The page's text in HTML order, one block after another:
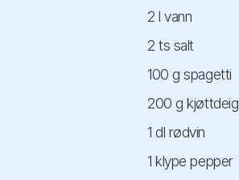
2 l vann
2 ts salt
100 g spagetti
200 g kjøttdeig
1 dl rødvin
1 klype pepper